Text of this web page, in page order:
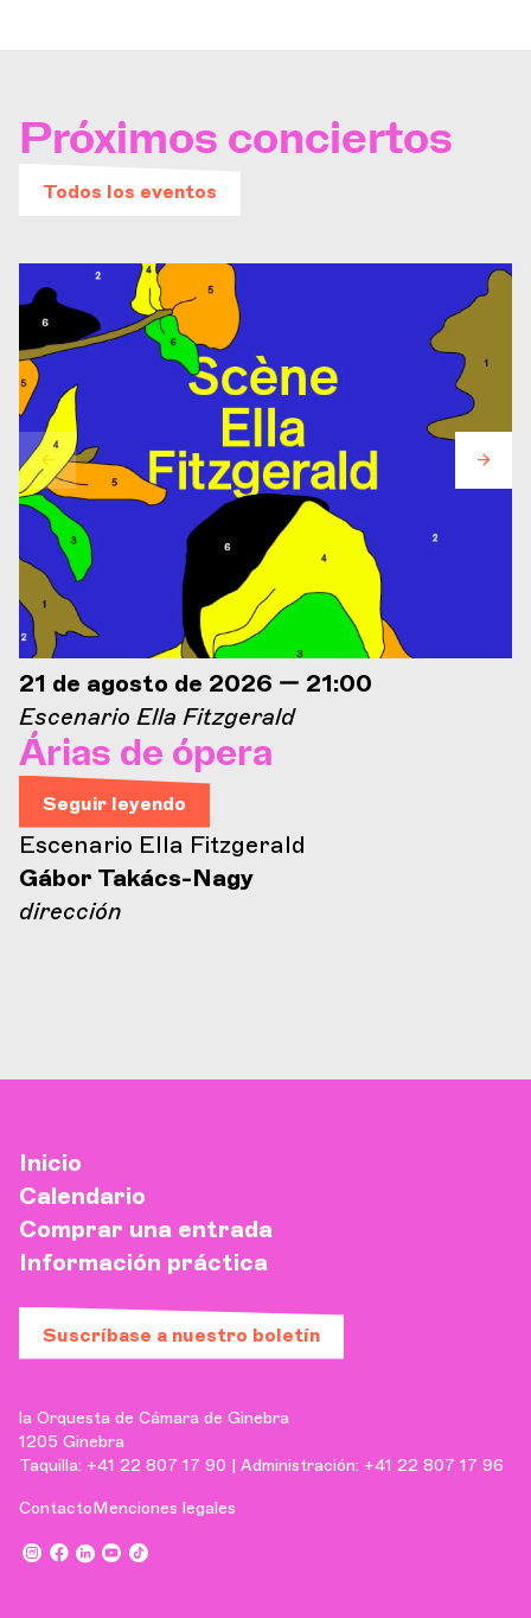
Próximos conciertos
Todos los eventos
21 de agosto de 2026 — 21:00
Escenario Ella Fitzgerald
Árias de ópera
Seguir leyendo
Escenario Ella Fitzgerald
Gábor Takács-Nagy
dirección
Inicio
Calendario
Comprar una entrada
Información práctica
Suscríbase a nuestro boletín
la Orquesta de Cámara de Ginebra
1205 Ginebra
Taquilla: +41 22 807 17 90 | Administración: +41 22 807 17 96
ContactoMenciones legales